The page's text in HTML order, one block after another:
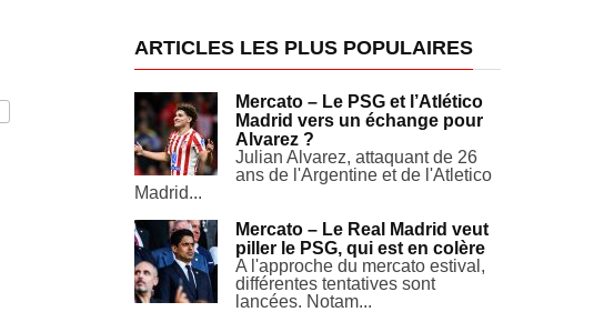
ARTICLES LES PLUS POPULAIRES
Mercato – Le PSG et l’Atlético
Madrid vers un échange pour
Alvarez ?
Julian Alvarez, attaquant de 26
ans de l'Argentine et de l'Atletico
Madrid...
Mercato – Le Real Madrid veut
piller le PSG, qui est en colère
A l'approche du mercato estival,
différentes tentatives sont
lancées. Notam...